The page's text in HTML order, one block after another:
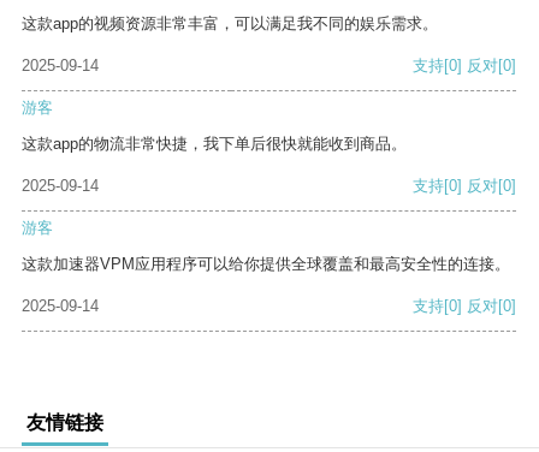
这款app的视频资源非常丰富，可以满足我不同的娱乐需求。
2025-09-14 支持[0] 反对[0]
游客
这款app的物流非常快捷，我下单后很快就能收到商品。
2025-09-14 支持[0] 反对[0]
游客
这款加速器VPM应用程序可以给你提供全球覆盖和最高安全性的连接。
2025-09-14 支持[0] 反对[0]
友情链接